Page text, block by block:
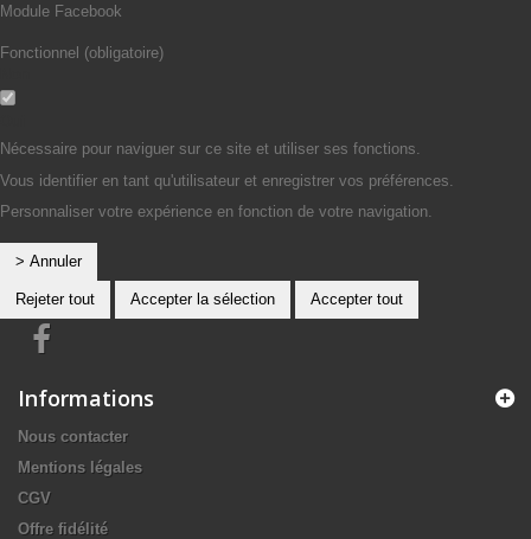
Module Facebook
Fonctionnel (obligatoire)
Nécessaire pour naviguer sur ce site et utiliser ses fonctions.
Vous identifier en tant qu'utilisateur et enregistrer vos préférences.
Personnaliser votre expérience en fonction de votre navigation.
> Annuler
Rejeter tout Accepter la sélection Accepter tout
Informations
Nous contacter
Mentions légales
CGV
Offre fidélité